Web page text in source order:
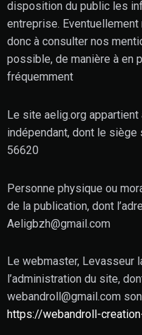
disposition du public les
entreprise.
donc à consulter nos
possible, de manière à en
fréquemment
Le site aelig.org
indépendant, dont le
56620
Personne physique ou
de la publication, dont
Aeligbzh@gmail.com
Le webmaster, Levasseur
l’administration du site,
webandroll@gmail.com
https://webandroll-